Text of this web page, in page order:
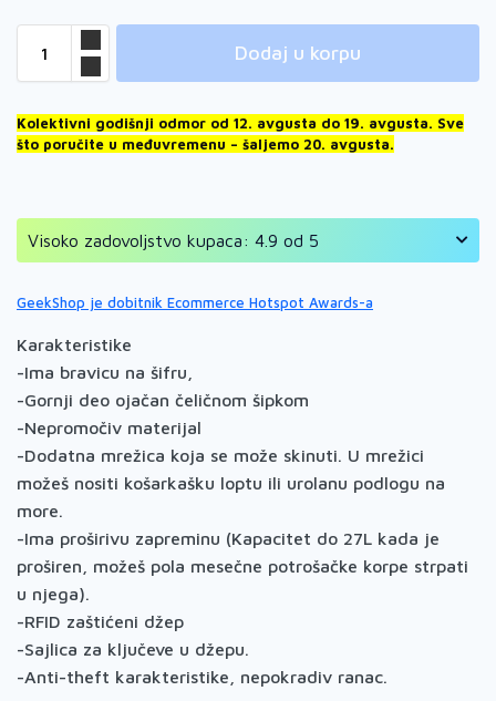
Dodaj u korpu
Kolektivni godišnji odmor od 12. avgusta do 19. avgusta. Sve
što poručite u međuvremenu – šaljemo 20. avgusta.
Visoko zadovoljstvo kupaca: 4.9 od 5
GeekShop je dobitnik Ecommerce Hotspot Awards-a
Karakteristike
-Ima bravicu na šifru,
-Gornji deo ojačan čeličnom šipkom
-Nepromočiv materijal
-Dodatna mrežica koja se može skinuti. U mrežici
možeš nositi košarkašku loptu ili urolanu podlogu na
more.
-Ima proširivu zapreminu (Kapacitet do 27L kada je
proširen, možeš pola mesečne potrošačke korpe strpati
u njega).
-RFID zaštićeni džep
-Sajlica za ključeve u džepu.
-Anti-theft karakteristike, nepokradiv ranac.